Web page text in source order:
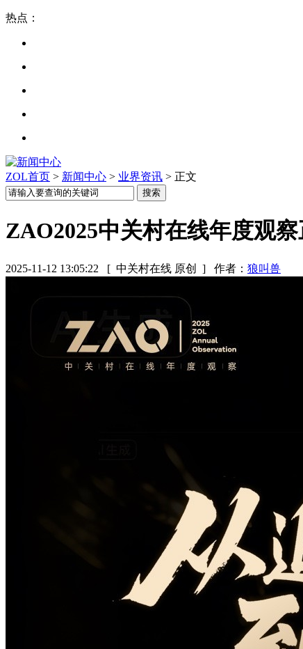
热点：
ZOL首页 > 新闻中心 > 业界资讯 > 正文
ZAO2025中关村在线年度观
2025-11-12 13:05:22 [ 中关村在线 原创 ] 作者： 狼叫兽